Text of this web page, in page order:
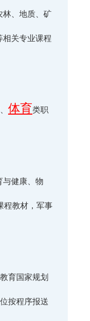
林、地质、矿
相关专业课程
体育类职
与健康、物
程教材，军事
育国家规划
按程序报送